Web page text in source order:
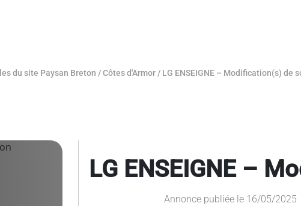
du site Paysan Breton /Côtes d'Armor/ LG ENSEIGNE – Modification(s) de
LG ENSEIGNE –
Annonce publiée le 16/05/2025